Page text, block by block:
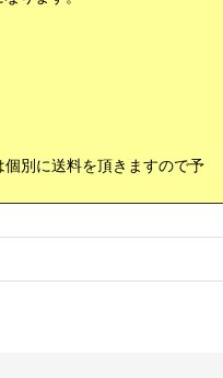
別に送料を頂きますので予